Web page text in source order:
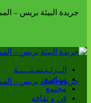
الــرئـيـسـيـــــة
سياسة
مجتمع
فن و ثقافة